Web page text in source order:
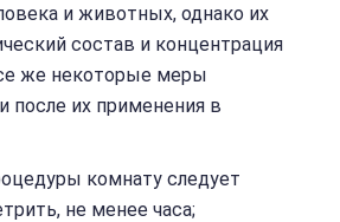
и животных, однако их
состав и концентрация
же некоторые меры
после их применения в
комнату следует
не менее часа;